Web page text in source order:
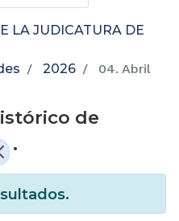
LA JUDICATURA DE
2026 04. Abril
de
.